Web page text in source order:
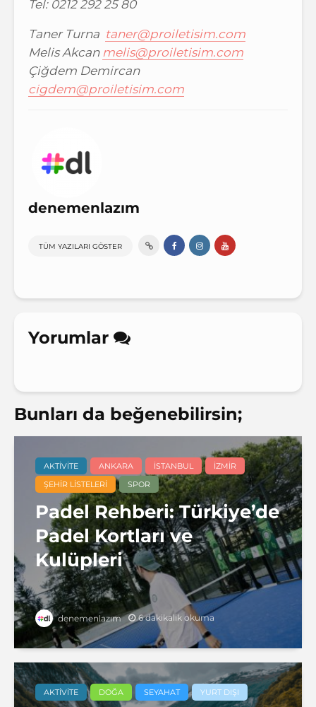
Tel: 0212 292 25 80
Taner Turna taner@proiletisim.com
Melis Akcan melis@proiletisim.com
Çiğdem Demircan
cigdem@proiletisim.com
denemenlazım
TÜM YAZILARI GÖSTER
Yorumlar
Bunları da beğenebilirsin;
AKTIVITE ANKARA İSTANBUL
İZMIR
ŞEHIR LISTELERI
SPOR
Padel Rehberi: Türkiye’de
Padel Kortları ve
Kulüpleri
denemenlazım 6 dakikalık okuma
AKTIVITE DOĞA SEYAHAT YURT DIŞI